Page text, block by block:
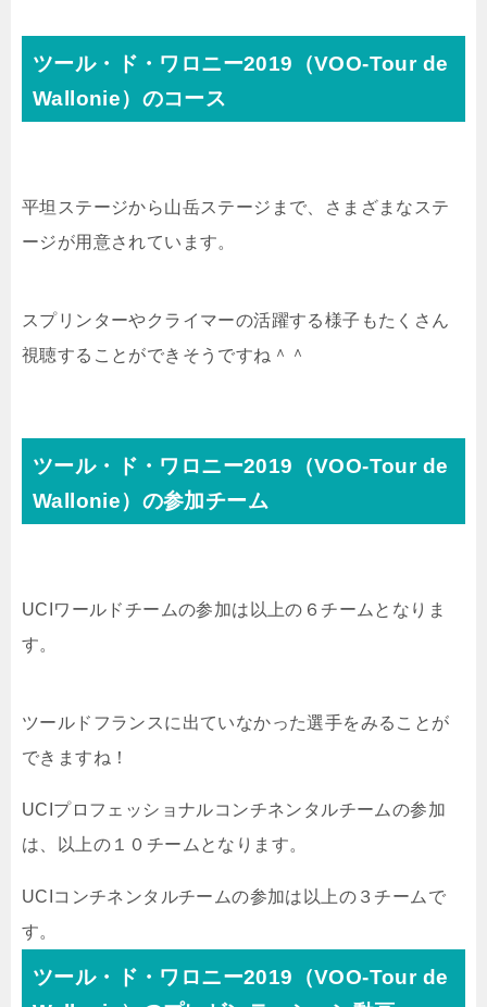
ツール・ド・ワロニー2019（VOO-Tour de
Wallonie）のコース
平坦ステージから山岳ステージまで、さまざまなステ
ージが用意されています。
スプリンターやクライマーの活躍する様子もたくさん
視聴することができそうですね＾＾
ツール・ド・ワロニー2019（VOO-Tour de
Wallonie）の参加チーム
UCIワールドチームの参加は以上の６チームとなりま
す。
ツールドフランスに出ていなかった選手をみることが
できますね！
UCIプロフェッショナルコンチネンタルチームの参加
は、以上の１０チームとなります。
UCIコンチネンタルチームの参加は以上の３チームで
す。
ツール・ド・ワロニー2019（VOO-Tour de